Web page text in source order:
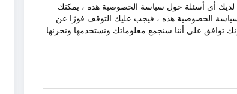
أي أسئلة حول سياسة الخصوصية هذه ، يمكنك
سياسة الخصوصية هذه ، فيجب عليك التوقف فورًا عن
على أننا سنجمع معلوماتك ونستخدمها ونخزنها